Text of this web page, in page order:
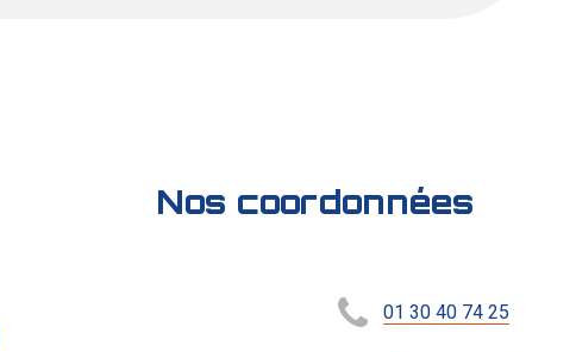
Nos coordonnées
01 30 40 74 25